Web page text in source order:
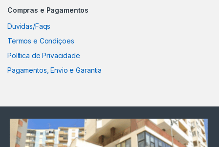
Compras e Pagamentos
Duvidas/Faqs
Termos e Condiçoes
Política de Privacidade
Pagamentos, Envio e Garantia